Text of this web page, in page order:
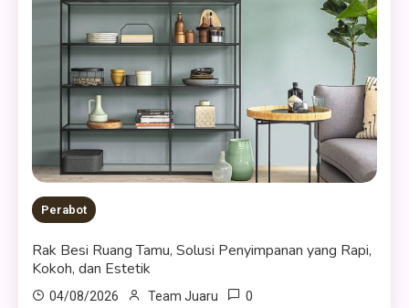
Perabot
Rak Besi Ruang Tamu, Solusi Penyimpanan yang Rapi,
Kokoh, dan Estetik
04/08/2026 Team Juaru 0